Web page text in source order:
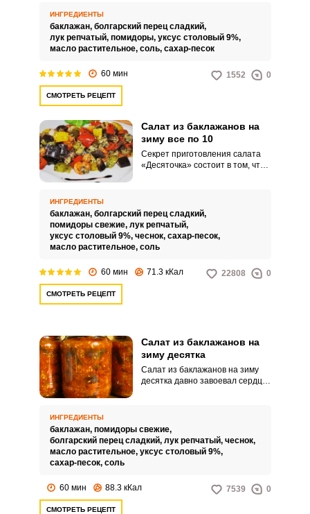
аппетитным внешним видом.
Такое овощное угощение
послужит ярким гарниром для
ИНГРЕДИЕНТЫ
баклажан, болгарский перец сладкий,
лук репчатый, помидоры, уксус столовый 9%,
масло растительное, соль, сахар-песок
60 мин 1552 0
СМОТРЕТЬ РЕЦЕПТ
Салат из баклажанов на
зиму все по 10
Секрет приготовления салата
«Десяточка» состоит в том, что
блюдо простое и бюджетное, его
вкусовые качества вполне
готовы составить конкуренцию
более сложным салатам.
ИНГРЕДИЕНТЫ
баклажан, болгарский перец сладкий,
помидоры свежие, лук репчатый,
уксус столовый 9%, чеснок, сахар-песок,
масло растительное, соль
60 мин 71.3 кКал 22808 0
СМОТРЕТЬ РЕЦЕПТ
Салат из баклажанов на
зиму десятка
Салат из баклажанов на зиму
десятка давно завоевал сердца
абсолютно всем.
ИНГРЕДИЕНТЫ
баклажан, помидоры свежие,
болгарский перец сладкий, лук репчатый, чеснок,
масло растительное, уксус столовый 9%,
сахар-песок, соль
60 мин 88.3 кКал 7539 0
СМОТРЕТЬ РЕЦЕПТ